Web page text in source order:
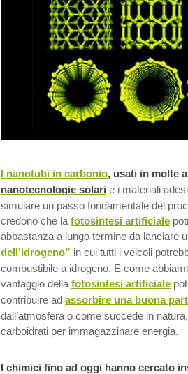
I nanotubi in carbonio, usati in molte
nanotecnologie solari e i materiali
simulare un passo fondamentale del
credono che la fotosintesi artificiale
abbastanza a lungo termine da lanciare
dell’idrogeno” in cui tutti i veicoli
combustibile a idrogeno. E come
vantaggio della fotosintesi artificiale
contribuire ad assorbire una buona
dall’atmosfera o come succede in
carboidrati per immagazzinare energia.
I chimici fino ad oggi hanno cercato